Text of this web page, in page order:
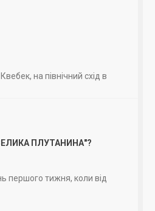
на північний схід в
ПЛУТАНИНА"?
першого тижня, коли від